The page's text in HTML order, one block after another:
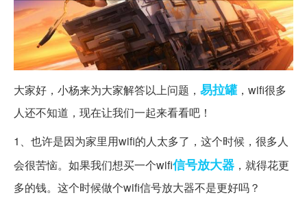
大家好，小杨来为大家解答以上问题， 易拉罐，wifi很多
人还不知道，现在让我们一起来看看吧！
1、也许是因为家里用wifi的人太多了，这个时候，很多人
会很苦恼。如果我们想买一个wifi信号放大器 ，就得花更
多的钱。这个时候做个wifi信号放大器不是更好吗？